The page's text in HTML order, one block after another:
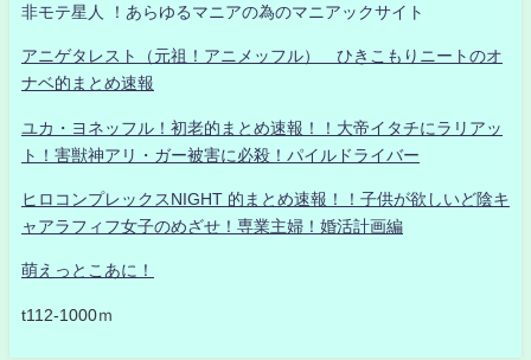
非モテ星人 ！あらゆるマニアの為のマニアックサイト
アニゲタレスト（元祖！アニメッフル） ひきこもりニートのオ
ナベ的まとめ速報
ユカ・ヨネッフル！初老的まとめ速報！！大帝イタチにラリアッ
ト！害獣神アリ・ガー被害に必殺！パイルドライバー
ヒロコンプレックスNIGHT 的まとめ速報！！子供が欲しいど陰キ
ャアラフィフ女子のめざせ！専業主婦！婚活計画編
萌えっとこあに！
t112-1000ｍ